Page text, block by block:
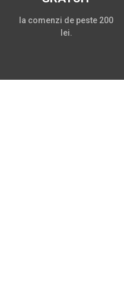
la comenzi de peste 200
lei.